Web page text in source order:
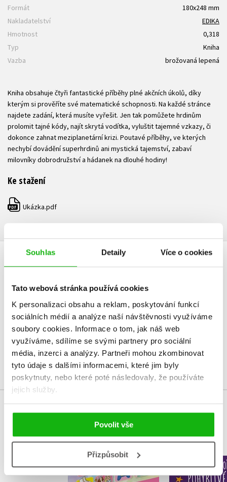
Souhlas Detaily Více o cookies
Tato webová stránka používá cookies
K personalizaci obsahu a reklam, poskytování funkcí
sociálních médií a analýze naší návštěvnosti využíváme
soubory cookies. Informace o tom, jak náš web
využíváme, sdílíme se svými partnery pro sociální
média, inzerci a analýzy. Partneři mohou zkombinovat
tyto údaje s dalšími informacemi, které jim byly
poskytnuty, nebo které poté následovaly, že používáte
jejich služby.
Povolit vše
Přizpůsobit
Formát
180x248 mm
Nakladatelství
EDIKA
Hmotnost
0,318
Typ
Kniha
Vazba
brožovaná lepená
Kniha obsahuje čtyři fantastické příběhy plné akčních úkolů, díky
kterým si prověříte své matematické schopnosti. Na každé stránce
najdete zadání, která musíte vyřešit. Jen tak pomůžete hrdinům
prolomit tajné kódy, najít skrytá vodítka, vyluštit tajemné vzkazy, či
dokonce zahnat meziplanetární krizi. Poutavé příběhy, ve kterých
nechybí dovádění superhrdinů ani mystická tajemství, zabaví
milovníky dobrodružství a hádanek na dlouhé hodiny!
Ke stažení
PDF Ukázka.pdf
HODNOCENÍ ČTENÁŘŮ
V současné době nejsou vytvořena žádná uživatelská hodnocení.
Vaše hodnocení
Uživatelskou recenzi mohou vkládat pouze registrovaní uživatelé
Přihlásit
MOHLO BY VÁS TAKÉ ZAJÍMAT
Nejlepší módní hry
Papírové